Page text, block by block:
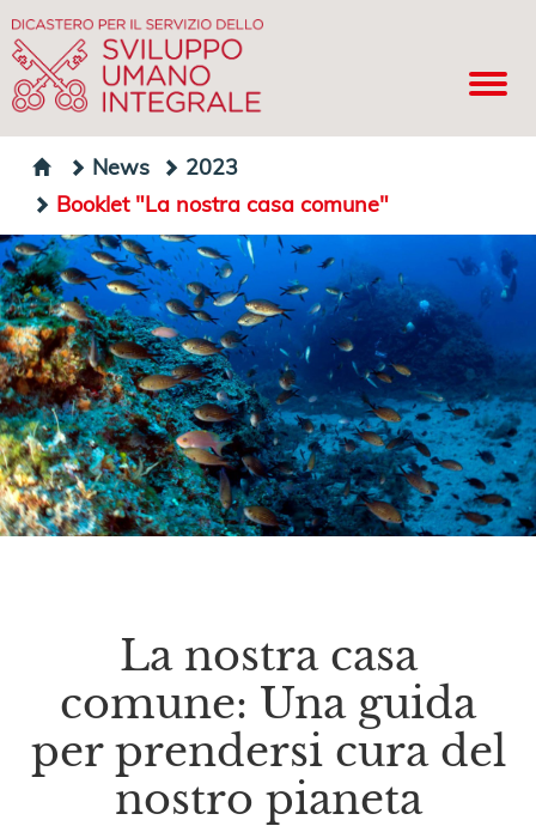
News
2023
Booklet "La nostra casa comune"
La nostra casa
comune: Una guida
per prendersi cura del
nostro pianeta